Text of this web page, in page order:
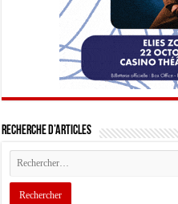
Recherche d’articles